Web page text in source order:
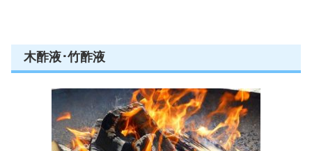
木酢液･竹酢液